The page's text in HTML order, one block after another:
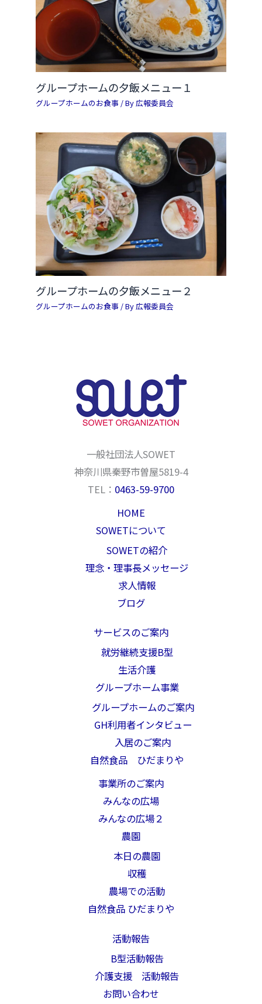
グループホームの夕飯メニュー１
グループホームのお食事 / By 広報委員会
グループホームの夕飯メニュー２
グループホームのお食事 / By広報委員会
一般社団法人SOWET
神奈川県秦野市曽屋5819-4
TEL： 0463-59-9700
HOME
SOWETについて
SOWETの紹介
理念・理事長メッセージ
求人情報
ブログ
サービスのご案内
就労継続支援B型
生活介護
グループホーム事業
グループホームのご案内
GH利用者インタビュー
入居のご案内
自然食品 ひだまりや
事業所のご案内
みんなの広場
みんなの広場２
農園
本日の農園
収穫
農場での活動
自然食品 ひだまりや
活動報告
B型活動報告
介護支援 活動報告
お問い合わせ